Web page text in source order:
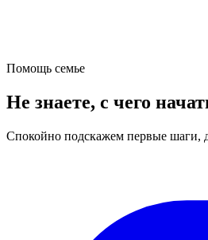
Помощь семье
Не знаете, с чего
Спокойно подскажем первые шаги,